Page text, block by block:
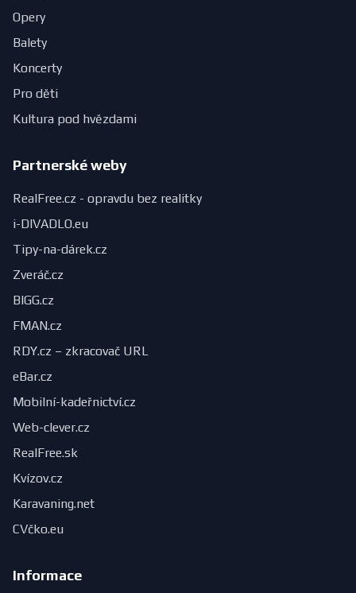
Opery
Balety
Koncerty
Pro děti
Kultura pod hvězdami
Partnerské weby
RealFree.cz - opravdu bez realitky
i-DIVADLO.eu
Tipy-na-dárek.cz
Zveráč.cz
BIGG.cz
FMAN.cz
RDY.cz – zkracovač URL
eBar.cz
Mobilní-kadeřnictví.cz
Web-clever.cz
RealFree.sk
Kvízov.cz
Karavaning.net
CVčko.eu
Informace